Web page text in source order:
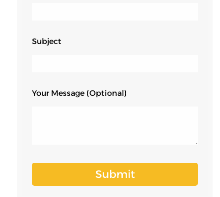
Subject
Your Message (optional)